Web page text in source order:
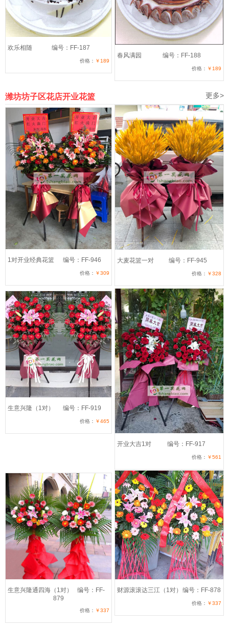
欢乐相随 编号：FF-187
价格： ￥189
春风满园 编号：FF-188
价格： ￥189
潍坊坊子区花店开业花篮 更多>
1对开业经典花篮 编号：FF-946
价格： ￥309
大麦花篮一对 编号：FF-945
价格： ￥328
生意兴隆（1对） 编号：FF-919
价格： ￥465
开业大吉1对 编号：FF-917
价格： ￥561
生意兴隆通四海（1对）
编号：FF-
879
价格： ￥337
财源滚滚达三江（1对） 编号：FF-878
价格： ￥337